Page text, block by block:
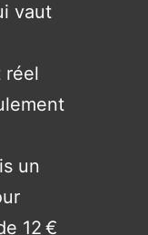
vaut
réel
un
12 €